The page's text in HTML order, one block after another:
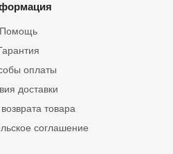
Помощь
оплаты
доставки
товара
соглашение